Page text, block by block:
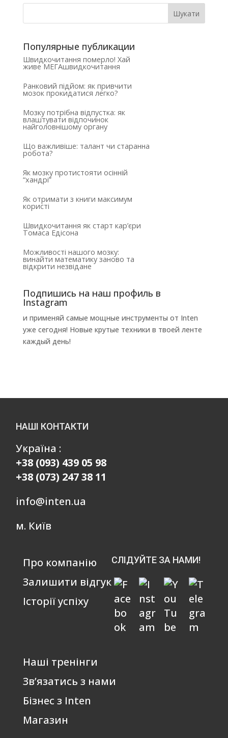
Популярные публикации
Швидкочитання померло! Хай
живе МЕГАшвидкочитання
Ранковий підйом: як привчити
мозок прокидатися легко?
Мозку потрібна відпустка: як
влаштувати відпочинок
найголовнішому органу
Що важливіше: талант чи старанна
робота?
Як мозку протистояти осінній
“хандрі”
Як отримати з книги максимум
користі
Швидкочитання як старт кар’єри
Томаса Едісона
Можливості нашого мозку:
винайти математику заново та
відкрити незвідане
Подпишись на наш профиль в
Instagram
и применяй самые мощные инструменты от Inten
уже сегодня! Новые крутые техники в твоей ленте
каждый день!
НАШІ КОНТАКТИ
Україна :
+38 (093) 439 05 98
+38 (073) 247 38 11
info@inten.ua
м. Київ
Про компанію
Залишити відгук
Історії успіху
СЛІДУЙТЕ ЗА НАМИ!
Наші тренінги
Зв’язатись з нами
Бізнес з Inten
Магазин